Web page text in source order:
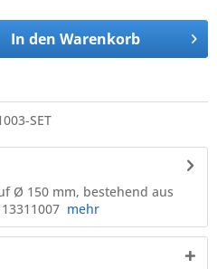
In den Warenkorb
SET
Ø 150 mm, bestehend aus
mehr